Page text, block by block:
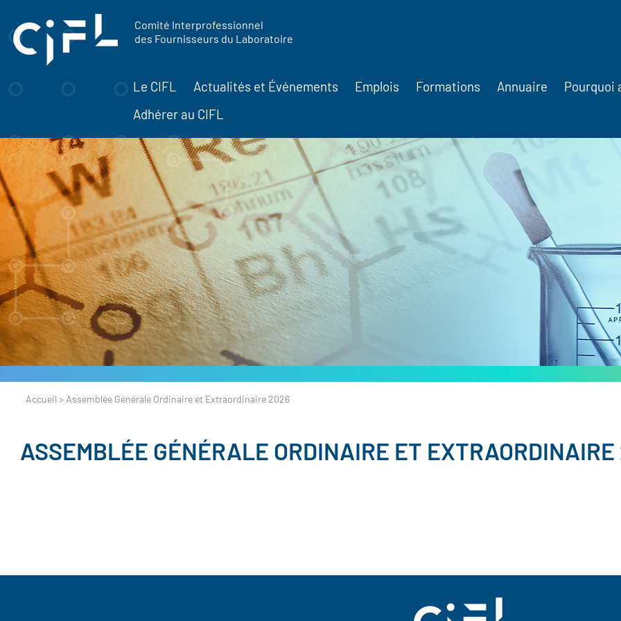
Comité Interprofessionnel
des Fournisseurs du Laboratoire
Le CIFL Actualités et Événements Emplois Formations Annuaire Pourquoi
Adhérer au CIFL
Accueil > Assemblée Générale Ordinaire et Extraordinaire 2026
ASSEMBLÉE GÉNÉRALE ORDINAIRE ET